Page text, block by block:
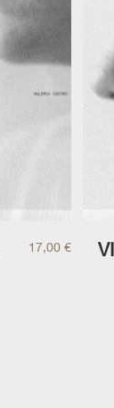
17,00€